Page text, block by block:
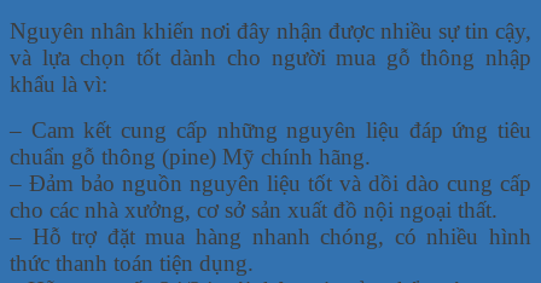
Nguyên nhân khiến nơi đây nhận được nhiều sự tin cậy,
và lựa chọn tốt dành cho người mua gỗ thông nhập
khẩu là vì:
– Cam kết cung cấp những nguyên liệu đáp ứng tiêu
chuẩn gỗ thông (pine) Mỹ chính hãng.
– Đảm bảo nguồn nguyên liệu tốt và dồi dào cung cấp
cho các nhà xưởng, cơ sở sản xuất đồ nội ngoại thất.
– Hỗ trợ đặt mua hàng nhanh chóng, có nhiều hình
thức thanh toán tiện dụng.